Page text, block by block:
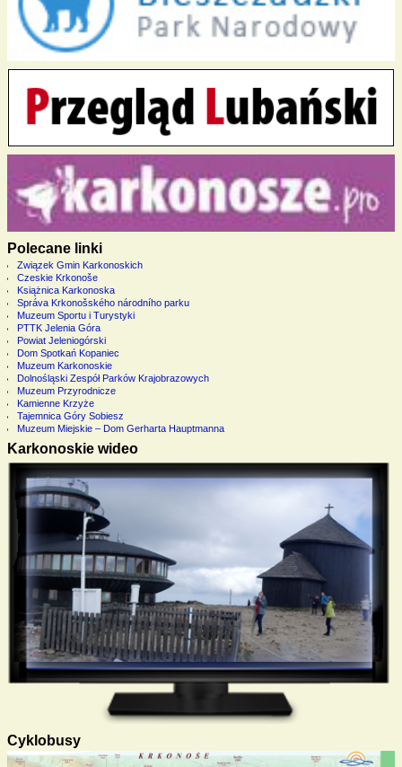
Polecane linki
Związek Gmin Karkonoskich
Czeskie Krkonoše
Książnica Karkonoska
Správa Krkonošského národního parku
Muzeum Sportu i Turystyki
PTTK Jelenia Góra
Powiat Jeleniogórski
Dom Spotkań Kopaniec
Muzeum Karkonoskie
Dolnośląski Zespół Parków Krajobrazowych
Muzeum Przyrodnicze
Kamienne Krzyże
Tajemnica Góry Sobiesz
Muzeum Miejskie – Dom Gerharta Hauptmanna
Karkonoskie wideo
Cyklobusy